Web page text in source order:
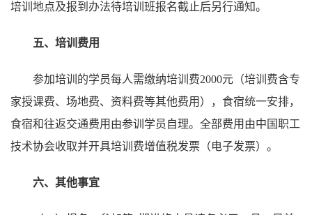
培训地点及报到办法待培训班报名截止后另行通知。
五、培训费用
参加培训的学员每人需缴纳培训费2000元（培训费含专
家授课费、场地费、资料费等其他费用），食宿统一安排，
食宿和往返交通费用由参训学员自理。全部费用由中国职工
技术协会收取并开具培训费增值税发票（电子发票）。
六、其他事宜